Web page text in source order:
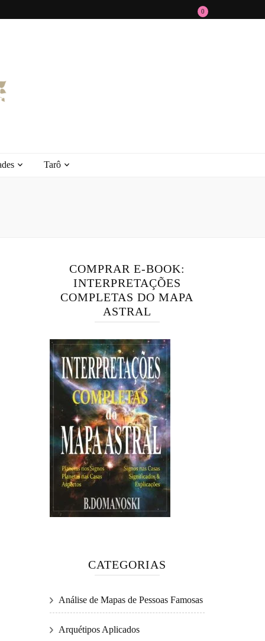
0
Tarô
COMPRAR E-BOOK:
INTERPRETAÇÕES
COMPLETAS DO MAPA
ASTRAL
CATEGORIAS
Análise de Mapas de Pessoas Famosas
Arquétipos Aplicados